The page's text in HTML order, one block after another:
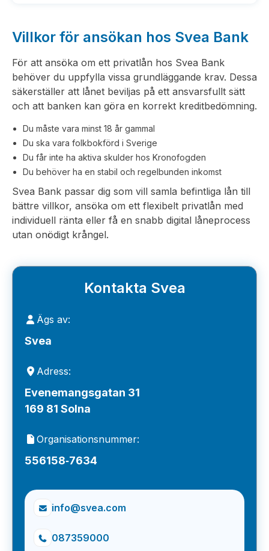
Villkor för ansökan hos Svea Bank
För att ansöka om ett privatlån hos Svea Bank
behöver du uppfylla vissa grundläggande krav. Dessa
säkerställer att lånet beviljas på ett ansvarsfullt sätt
och att banken kan göra en korrekt kreditbedömning.
Du måste vara minst 18 år gammal
Du ska vara folkbokförd i Sverige
Du får inte ha aktiva skulder hos Kronofogden
Du behöver ha en stabil och regelbunden inkomst
Svea Bank passar dig som vill samla befintliga lån till
bättre villkor, ansöka om ett flexibelt privatlån med
individuell ränta eller få en snabb digital låneprocess
utan onödigt krångel.
Kontakta Svea
Ägs av:
Svea
Adress:
Evenemangsgatan 31
169 81 Solna
Organisationsnummer:
556158‑7634
info@svea.com
087359000